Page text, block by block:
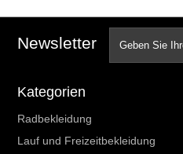
Newsletter
Kategorien
Radbekleidung
Lauf und Freizeitbekleidung